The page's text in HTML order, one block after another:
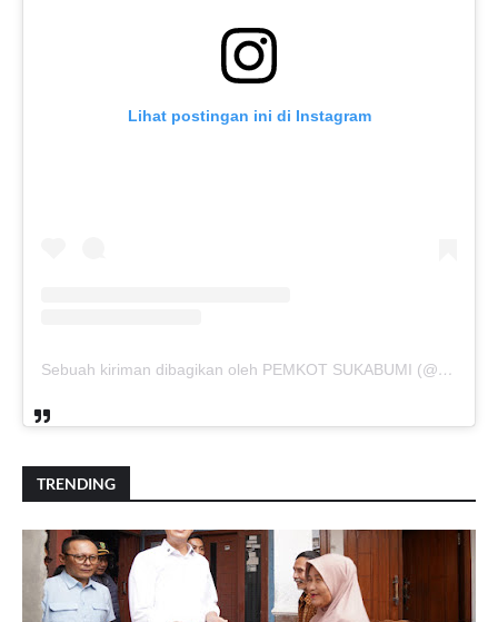
Lihat postingan ini di Instagram
Sebuah kiriman dibagikan oleh PEMKOT SUKABUMI (@pemkotsukabumi_)
TRENDING